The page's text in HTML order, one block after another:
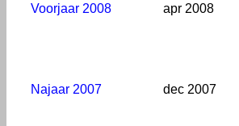
Voorjaar 2008 apr 2008
Najaar 2007
dec 2007